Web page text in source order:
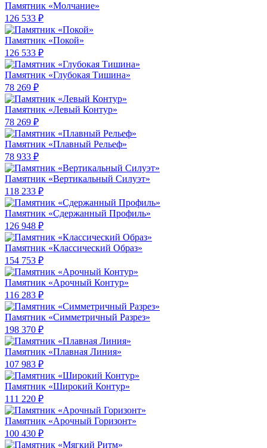
Памятник «Молчание»
126 533 ₽
Памятник «Покой»
126 533 ₽
Памятник «Глубокая Тишина»
78 269 ₽
Памятник «Левый Контур»
78 269 ₽
Памятник «Плавный Рельеф»
78 933 ₽
Памятник «Вертикальный Силуэт»
118 233 ₽
Памятник «Сдержанный Профиль»
126 948 ₽
Памятник «Классический Образ»
154 753 ₽
Памятник «Арочный Контур»
116 283 ₽
Памятник «Симметричный Разрез»
198 370 ₽
Памятник «Плавная Линия»
107 983 ₽
Памятник «Широкий Контур»
111 220 ₽
Памятник «Арочный Горизонт»
100 430 ₽